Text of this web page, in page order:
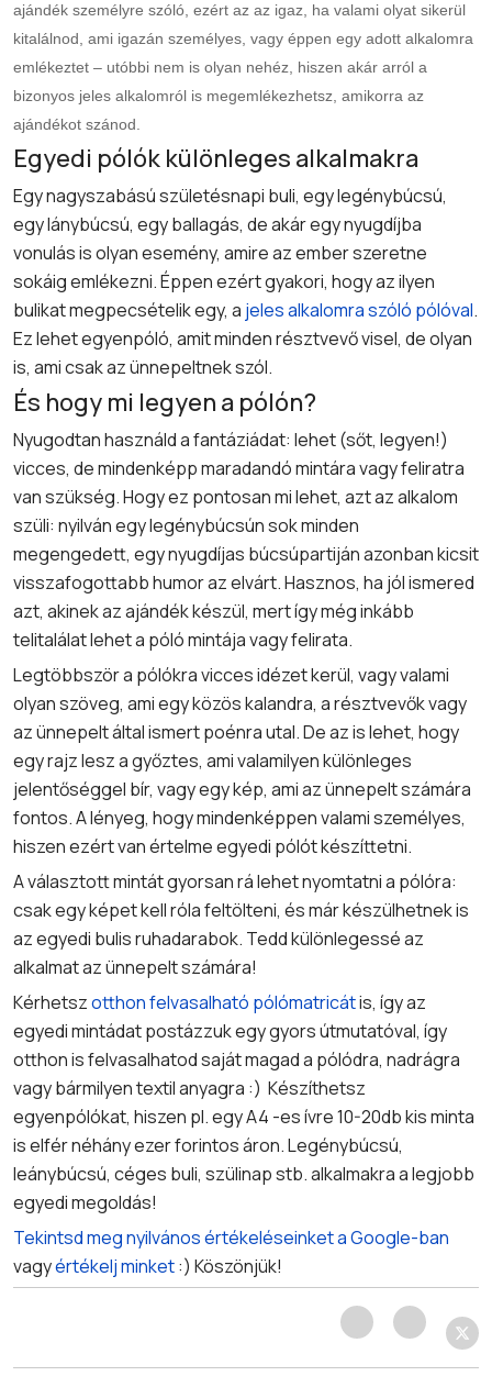
ajándék személyre szóló, ezért az az igaz, ha valami olyat sikerül
kitalálnod, ami igazán személyes, vagy éppen egy adott alkalomra
emlékeztet – utóbbi nem is olyan nehéz, hiszen akár arról a
bizonyos jeles alkalomról is megemlékezhetsz, amikorra az
ajándékot szánod.
Egyedi pólók különleges alkalmakra
Egy nagyszabású születésnapi buli, egy legénybúcsú,
egy lánybúcsú, egy ballagás, de akár egy nyugdíjba
vonulás is olyan esemény, amire az ember szeretne
sokáig emlékezni. Éppen ezért gyakori, hogy az ilyen
bulikat megpecsételik egy, a jeles alkalomra szóló pólóval.
Ez lehet egyenpóló, amit minden résztvevő visel, de olyan
is, ami csak az ünnepeltnek szól.
És hogy mi legyen a pólón?
Nyugodtan használd a fantáziádat: lehet (sőt, legyen!)
vicces, de mindenképp maradandó mintára vagy feliratra
van szükség. Hogy ez pontosan mi lehet, azt az alkalom
szüli: nyilván egy legénybúcsún sok minden
megengedett, egy nyugdíjas búcsúpartiján azonban kicsit
visszafogottabb humor az elvárt. Hasznos, ha jól ismered
azt, akinek az ajándék készül, mert így még inkább
telitalálat lehet a póló mintája vagy felirata.
Legtöbbször a pólókra vicces idézet kerül, vagy valami
olyan szöveg, ami egy közös kalandra, a résztvevők vagy
az ünnepelt által ismert poénra utal. De az is lehet, hogy
egy rajz lesz a győztes, ami valamilyen különleges
jelentőséggel bír, vagy egy kép, ami az ünnepelt számára
fontos. A lényeg, hogy mindenképpen valami személyes,
hiszen ezért van értelme egyedi pólót készíttetni.
A választott mintát gyorsan rá lehet nyomtatni a pólóra:
csak egy képet kell róla feltölteni, és már készülhetnek is
az egyedi bulis ruhadarabok. Tedd különlegessé az
alkalmat az ünnepelt számára!
Kérhetszotthon felvasalható pólómatricátis, így az
egyedi mintádat postázzuk egy gyors útmutatóval, így
otthon is felvasalhatod saját magad a pólódra, nadrágra
vagy bármilyen textil anyagra :) Készíthetsz
egyenpólókat, hiszen pl. egy A4 -es ívre 10-20db kis minta
is elfér néhány ezer forintos áron. Legénybúcsú,
leánybúcsú, céges buli, szülinap stb. alkalmakra a legjobb
egyedi megoldás!
Tekintsd meg nyilvános értékeléseinket a Google-ban
vagyértékelj minket:) Köszönjük!